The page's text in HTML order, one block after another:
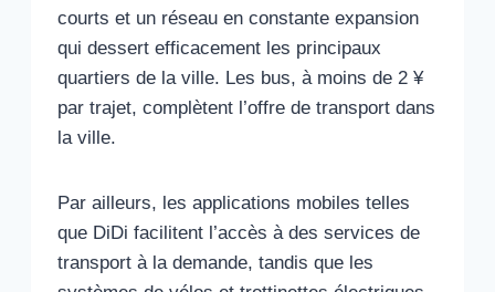
courts et un réseau en constante expansion
qui dessert efficacement les principaux
quartiers de la ville. Les bus, à moins de 2 ¥
par trajet, complètent l’offre de transport dans
la ville.
Par ailleurs, les applications mobiles telles
que DiDi facilitent l’accès à des services de
transport à la demande, tandis que les